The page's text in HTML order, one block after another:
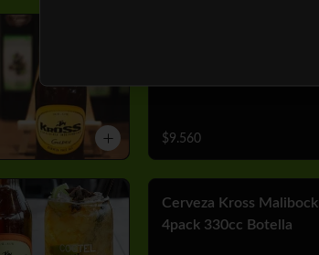
$9.560
Cerveza Kross Malibock
4pack 330cc Botella